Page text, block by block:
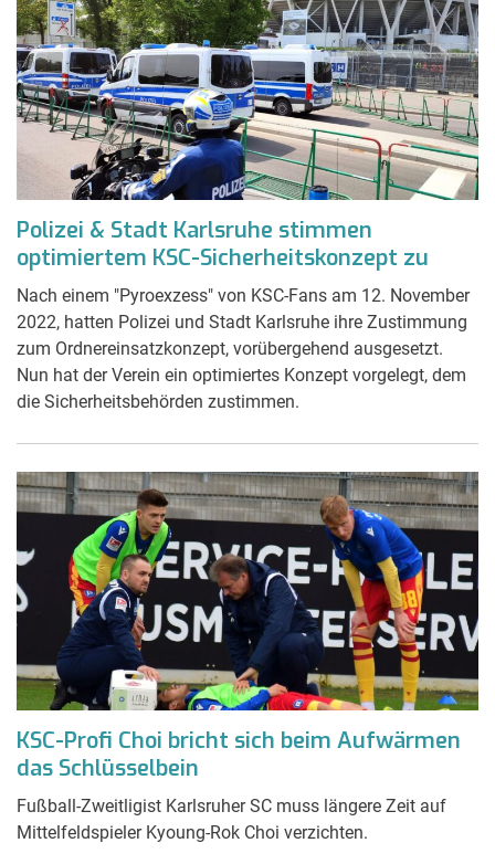
Polizei & Stadt Karlsruhe stimmen
optimiertem KSC-Sicherheitskonzept zu
Nach einem "Pyroexzess" von KSC-Fans am 12. November
2022, hatten Polizei und Stadt Karlsruhe ihre Zustimmung
zum Ordnereinsatzkonzept, vorübergehend ausgesetzt.
Nun hat der Verein ein optimiertes Konzept vorgelegt, dem
die Sicherheitsbehörden zustimmen.
KSC-Profi Choi bricht sich beim Aufwärmen
das Schlüsselbein
Fußball-Zweitligist Karlsruher SC muss längere Zeit auf
Mittelfeldspieler Kyoung-Rok Choi verzichten.